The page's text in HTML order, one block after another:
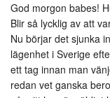
God morgon babes!
Blir så lycklig av att
Nu börjar det sjunka
lägenhet i Sverige
ett tag innan man
redan vet ganska